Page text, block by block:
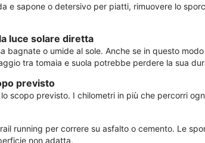
e sapone o detersivo per piatti, rimuovere lo
luce solare diretta
bagnate o umide al sole. Anche se in questo
tra tomaia e suola potrebbe perdere la sua
previsto
scopo previsto. I chilometri in più che percorri
running per correre su asfalto o cemento. Le
non adatta.